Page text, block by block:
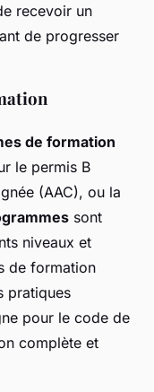
recevoir un
de progresser
de formation
le permis B
(AAC), ou la
sont
niveaux et
de formation
pratiques
pour le code de
complète et